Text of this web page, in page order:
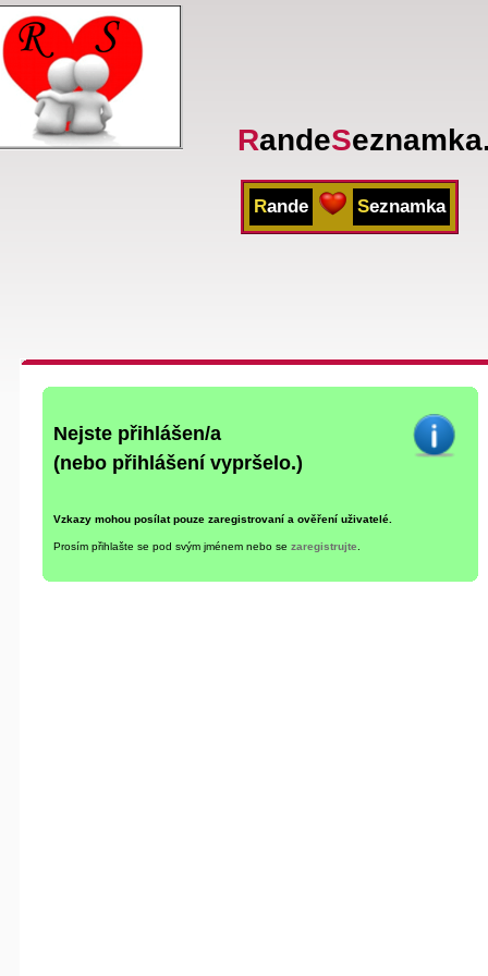
RandeS
Rande Seznamka
Nejste přihlášen/a
(nebo přihlášení vypršelo.)
Vzkazy mohou posílat pouze zaregistrovaní a ověření uživatelé.
Prosím přihlašte se pod svým jménem nebo se zaregistrujte